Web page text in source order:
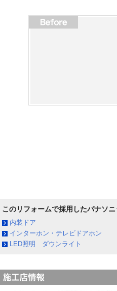
このリフォームで採用したパナソ
内装ドア
インターホン・テレビドアホン
LED照明 ダウンライト